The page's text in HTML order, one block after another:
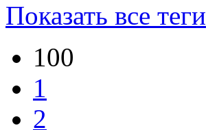
Показать все теги
100
1
2